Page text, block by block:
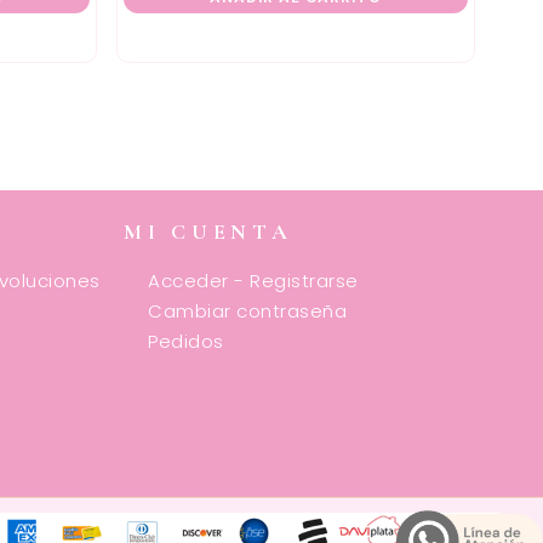
MI CUENTA
Acceder - Registrarse
Cambiar contraseña
Pedidos